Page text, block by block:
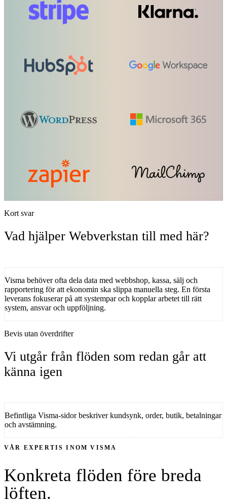
Kort svar
Vad hjälper Webverkstan till med här?
Visma behöver ofta dela data med webbshop, kassa, sälj och
rapportering för att ekonomin ska slippa manuella steg. En första
leverans fokuserar på att systemparoch kopplar arbetet till rätt
system, ansvar och uppföljning.
Bevis utan överdrifter
Vi utgår från flöden som redan går att
känna igen
Befintliga Visma-sidor beskriver kundsynk, order, butik, betalningar
och avstämning.
VÅR EXPERTIS INOMVISMA
Konkreta flöden före breda
löften.